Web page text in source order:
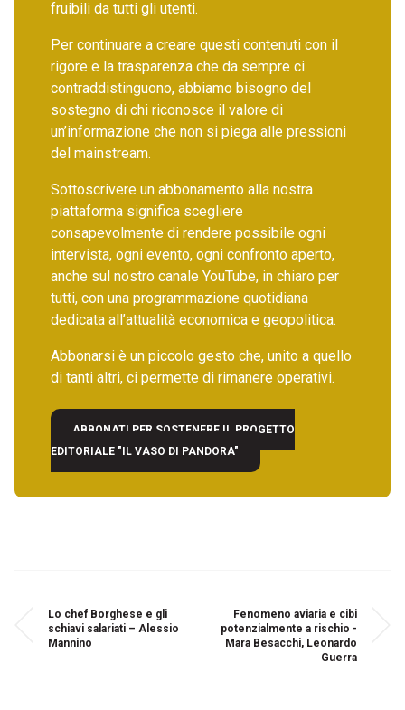
fruibili da tutti gli utenti.
Per continuare a creare questi contenuti con il
rigore e la trasparenza che da sempre ci
contraddistinguono, abbiamo bisogno del
sostegno di chi riconosce il valore di
un’informazione che non si piega alle pressioni
del mainstream.
Sottoscrivere un abbonamento alla nostra
piattaforma significa scegliere
consapevolmente di rendere possibile ogni
intervista, ogni evento, ogni confronto aperto,
anche sul nostro canale YouTube, in chiaro per
tutti, con una programmazione quotidiana
dedicata all’attualità economica e geopolitica.
Abbonarsi è un piccolo gesto che, unito a quello
di tanti altri, ci permette di rimanere operativi.
ABBONATI PER SOSTENERE IL PROGETTO
EDITORIALE "IL VASO DI PANDORA"
Lo chef Borghese e gli
schiavi salariati – Alessio
Mannino
Fenomeno aviaria e cibi
potenzialmente a rischio -
Mara Besacchi, Leonardo
Guerra